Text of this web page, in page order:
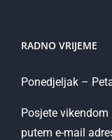
RADNO VRIJEME
Ponedjeljak –
Posjete
putem e-mail